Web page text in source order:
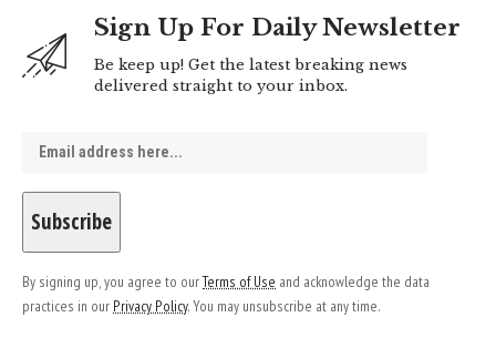
Sign Up For Daily Newsletter
Be keep up! Get the latest breaking news
delivered straight to your inbox.
By signing up, you agree to ourTerms of Use and acknowledge the data
practices in our Privacy Policy. You may unsubscribe at any time.